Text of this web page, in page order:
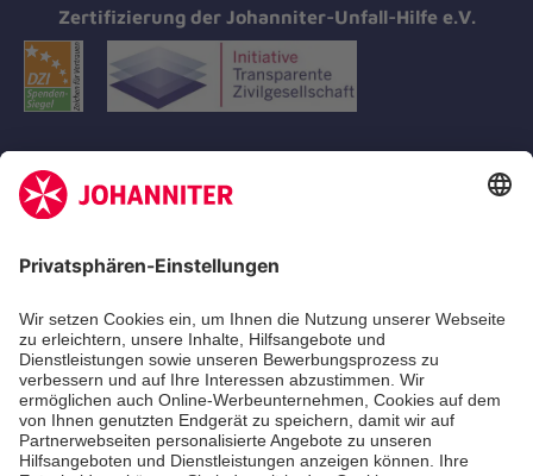
Zertifizierung der Johanniter-Unfall-Hilfe e.V.
Erste-Hilfe-Kurse
Jobs
Ehrenamt
Freiwilligendienst